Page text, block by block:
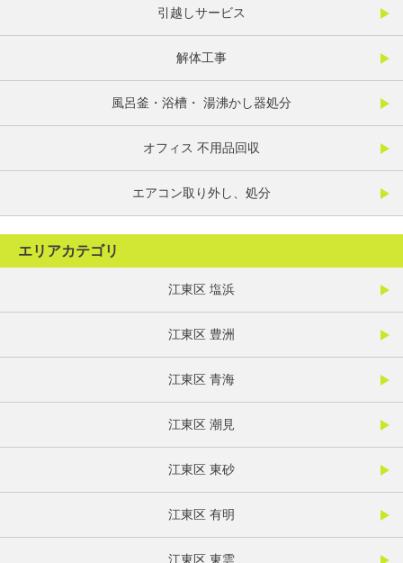
引越しサービス
解体工事
風呂釜・浴槽・ 湯沸かし器処分
オフィス 不用品回収
エアコン取り外し、処分
エリアカテゴリ
江東区 塩浜
江東区 豊洲
江東区 青海
江東区 潮見
江東区 東砂
江東区 有明
江東区 東雲